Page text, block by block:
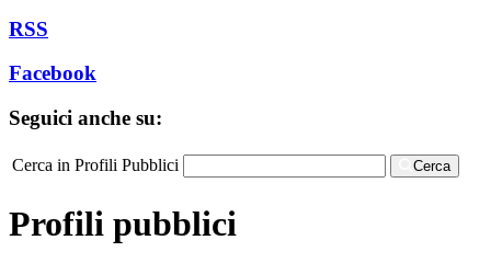
RSS
Facebook
Seguici anche su:
Cerca in Profili Pubblici Cerca
Profili pubblici